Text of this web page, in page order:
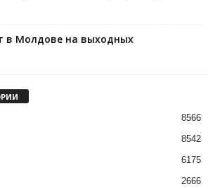
в Молдове на выходных
8566
8542
6175
2666